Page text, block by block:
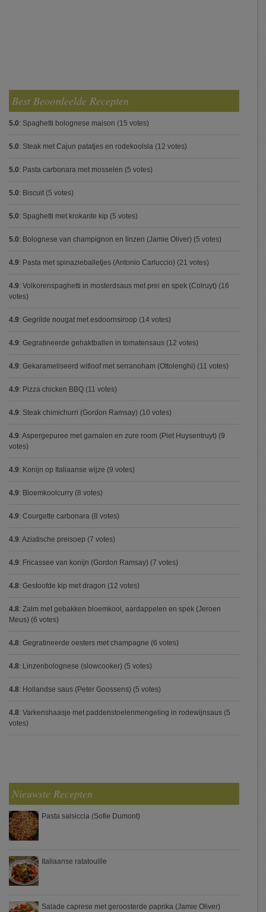
Best Beoordeelde Recepten
5.0: Spaghetti bolognese maison (15 votes)
5.0: Steak met Cajun patatjes en rodekoolsla (12 votes)
5.0: Pasta carbonara met mosselen (5 votes)
5.0: Biscuit (5 votes)
5.0: Spaghetti met krokante kip (5 votes)
5.0: Bolognese van champignon en linzen (Jamie Oliver) (5 votes)
4.9: Pasta met spinazieballetjes (Antonio Carluccio) (21 votes)
4.9: Volkorenspaghetti in mosterdsaus met prei en spek (Colruyt) (16
votes)
4.9: Gegrilde nougat met esdoornsiroop (14 votes)
4.9: Gegratineerde gehaktballen in tomatensaus (12 votes)
4.9: Gekarameliseerd witloof met serranoham (Ottolenghi) (11 votes)
4.9: Pizza chicken BBQ (11 votes)
4.9: Steak chimichurri (Gordon Ramsay) (10 votes)
4.9: Aspergepuree met garnalen en zure room (Piet Huysentruyt) (9
votes)
4.9: Konijn op Italiaanse wijze (9 votes)
4.9: Bloemkoolcurry (8 votes)
4.9: Courgette carbonara (8 votes)
4.9: Aziatische preisoep (7 votes)
4.9: Fricassee van konijn (Gordon Ramsay) (7 votes)
4.8: Gestoofde kip met dragon (12 votes)
4.8: Zalm met gebakken bloemkool, aardappelen en spek (Jeroen
Meus) (6 votes)
4.8: Gegratineerde oesters met champagne (6 votes)
4.8: Linzenbolognese (slowcooker) (5 votes)
4.8: Hollandse saus (Peter Goossens) (5 votes)
4.8: Varkenshaasje met paddenstoelenmengeling in rodewijnsaus (5
votes)
Nieuwste Recepten
Pasta salsiccia (Sofie Dumont)
Italiaanse ratatouille
Salade caprese met geroosterde paprika (Jamie Oliver)